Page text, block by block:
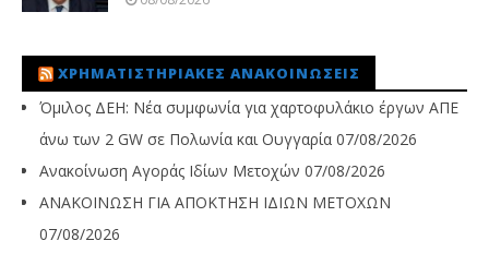
ΧΡΗΜΑΤΙΣΤΗΡΙΑΚΈΣ ΑΝΑΚΟΙΝΏΣΕΙΣ
Όμιλος ΔΕΗ: Νέα συμφωνία για χαρτοφυλάκιο έργων ΑΠΕ
άνω των 2 GW σε Πολωνία και Ουγγαρία 07/08/2026
Ανακοίνωση Αγοράς Ιδίων Μετοχών 07/08/2026
ΑΝΑΚΟΙΝΩΣΗ ΓΙΑ ΑΠΟΚΤΗΣΗ ΙΔΙΩΝ ΜΕΤΟΧΩΝ
07/08/2026